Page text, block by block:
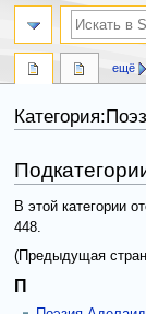
к
навигации
к
поиску
В этой категории
448.
(Предыдущая
П
ещё